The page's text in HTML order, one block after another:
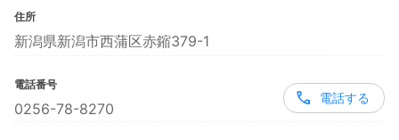
住所
新潟県新潟市西蒲区赤鏥379-1
電話番号
0256-78-8270
電話する